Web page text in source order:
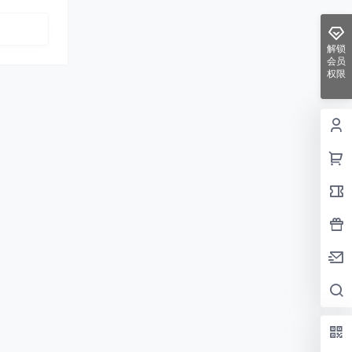
解锁
会员
权限